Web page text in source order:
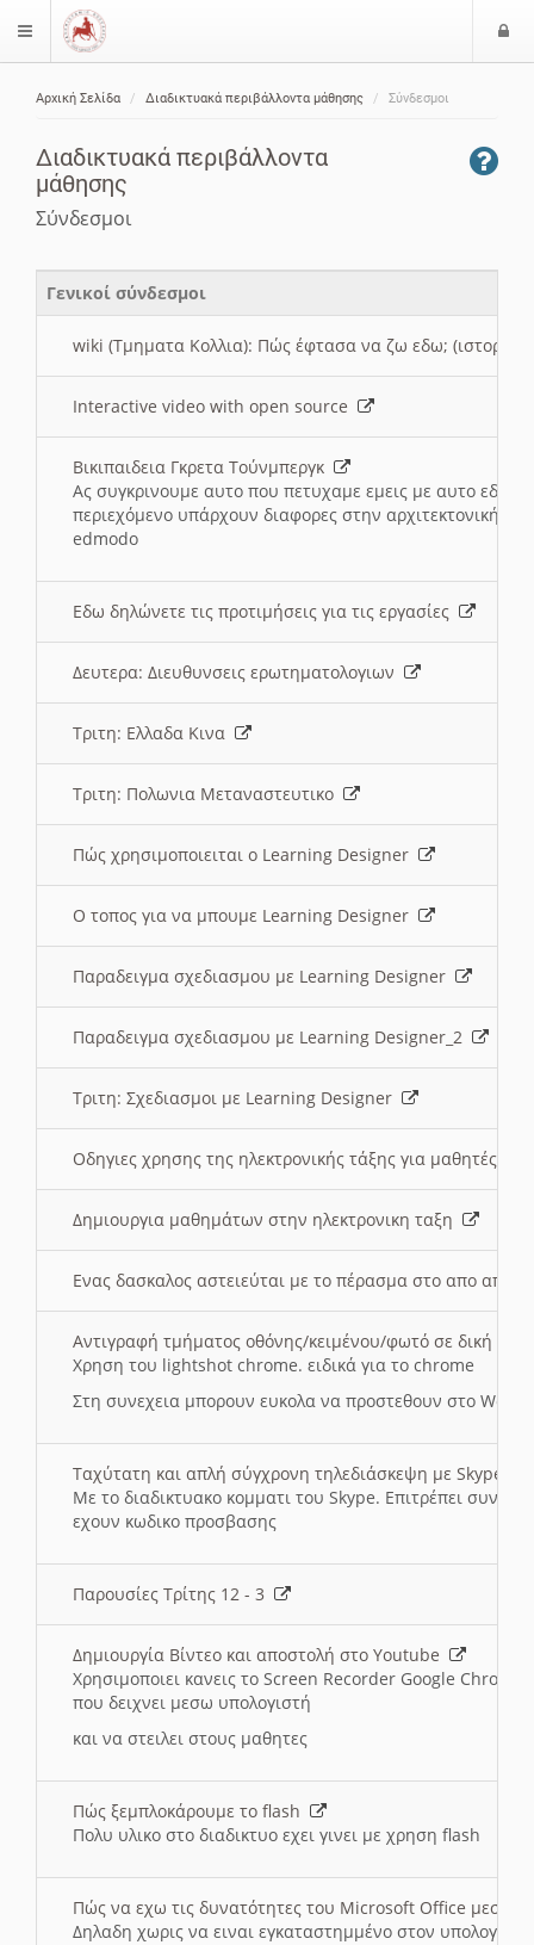
$langMenu
Αρχική Σελίδα Διαδικτυακά περιβάλλοντα μάθησης Σύνδεσμοι
Διαδικτυακά περιβάλλοντα
μάθησης
Σύνδεσμοι
Γενικοί σύνδεσμοι
wiki (Τμηματα Κολλια): Πώς έφτασα να ζω εδω; (ιστορια)
Interactive video with open source
Βικιπαιδεια Γκρετα Τούνμπεργκ
Ας συγκρινουμε αυτο που πετυχαμε εμεις με αυτο εδω
περιεχόμενο υπάρχουν διαφορες στην αρχιτεκτονική
edmodo
Εδω δηλώνετε τις προτιμήσεις για τις εργασίες
Δευτερα: Διευθυνσεις ερωτηματολογιων
Τριτη: Ελλαδα Κινα
Τριτη: Πολωνια Μεταναστευτικο
Πώς χρησιμοποιειται ο Learning Designer
O τοπος για να μπουμε Learning Designer
Παραδειγμα σχεδιασμου με Learning Designer
Παραδειγμα σχεδιασμου με Learning Designer_2
Τριτη: Σχεδιασμοι με Learning Designer
Οδηγιες χρησης της ηλεκτρονικής τάξης για μαθητές
Δημιουργια μαθημάτων στην ηλεκτρονικη ταξη
Ενας δασκαλος αστειεύται με το πέρασμα στο απο
Αντιγραφή τμήματος οθόνης/κειμένου/φωτό σε δική
Χρηση του lightshot chrome. ειδικά για το chrome
Στη συνεχεια μπορουν ευκολα να προστεθουν στο Word
Ταχύτατη και απλή σύγχρονη τηλεδιάσκεψη με Skype
Με το διαδικτυακο κομματι του Skype. Επιτρέπει
εχουν κωδικο προσβασης
Παρουσίες Τρίτης 12 - 3
Δημιουργία Βίντεο και αποστολή στο Youtube
Χρησιμοποιει κανεις το Screen Recorder Google Chrome
που δειχνει μεσω υπολογιστή
και να στειλει στους μαθητες
Πώς ξεμπλοκάρουμε το flash
Πολυ υλικο στο διαδικτυο εχει γινει με χρηση flash
Πώς να εχω τις δυνατότητες του Microsoft Office μεσω
Δηλαδη χωρις να ειναι εγκαταστημμένο στον